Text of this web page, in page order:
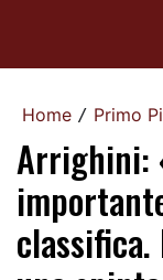
Home / Primo
Arrighini: